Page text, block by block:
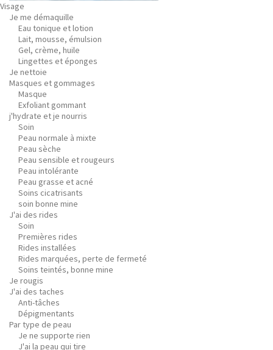
Visage
Je me démaquille
Eau tonique et lotion
Lait, mousse, émulsion
Gel, crème, huile
Lingettes et éponges
Je nettoie
Masques et gommages
Masque
Exfoliant gommant
j'hydrate et je nourris
Soin
Peau normale à mixte
Peau sèche
Peau sensible et rougeurs
Peau intolérante
Peau grasse et acné
Soins cicatrisants
soin bonne mine
J'ai des rides
Soin
Premières rides
Rides installées
Rides marquées, perte de fermeté
Soins teintés, bonne mine
Je rougis
J'ai des taches
Anti-tâches
Dépigmentants
Par type de peau
Je ne supporte rien
J'ai la peau qui tire